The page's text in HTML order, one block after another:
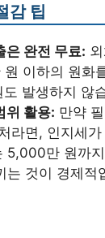
감 팁
은 완전 무료:
이하의 원화
도 발생하지 않
위 활용: 만약
라면, 인지세
5,000만 원까
는 것이 경제적